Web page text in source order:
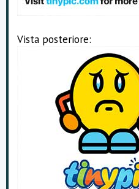
Vista posteriore: